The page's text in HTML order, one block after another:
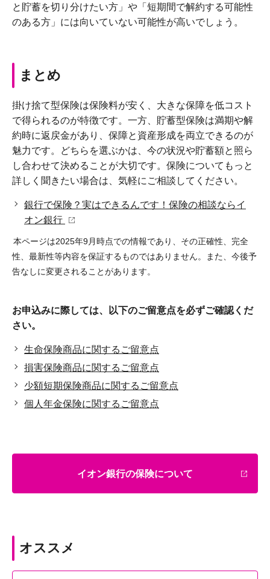
と貯蓄を切り分けたい方」や「短期間で解約する可能性
のある方」には向いていない可能性が高いでしょう。
まとめ
掛け捨て型保険は保険料が安く、大きな保障を低コスト
で得られるのが特徴です。一方、貯蓄型保険は満期や解
約時に返戻金があり、保障と資産形成を両立できるのが
魅力です。どちらを選ぶかは、今の状況や貯蓄額と照ら
し合わせて決めることが大切です。保険についてもっと
詳しく聞きたい場合は、気軽にご相談してください。
銀行で保険？実はできるんです！保険の相談ならイ
オン銀行
本ページは2025年9月時点での情報であり、その正確性、完全
性、最新性等内容を保証するものではありません。また、今後予
告なしに変更されることがあります。
お申込みに際しては、以下のご留意点を必ずご確認くだ
さい。
生命保険商品に関するご留意点
損害保険商品に関するご留意点
少額短期保険商品に関するご留意点
個人年金保険に関するご留意点
イオン銀行の保険について
オススメ